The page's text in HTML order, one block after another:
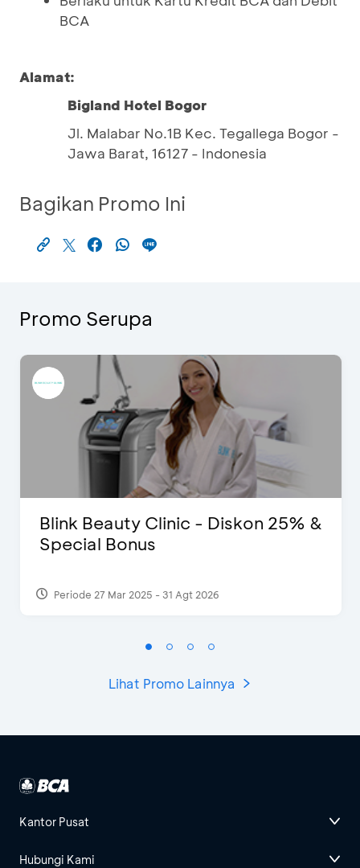
BCA
Alamat:
Bigland Hotel Bogor
Jl. Malabar No.1B Kec. Tegallega Bogor -
Jawa Barat, 16127 - Indonesia
Bagikan Promo Ini
Promo Serupa
Blink Beauty Clinic - Diskon 25% &
Special Bonus
Periode 27 Mar 2025 - 31 Agt 2026
Lihat Promo Lainnya
Kantor Pusat
Hubungi Kami